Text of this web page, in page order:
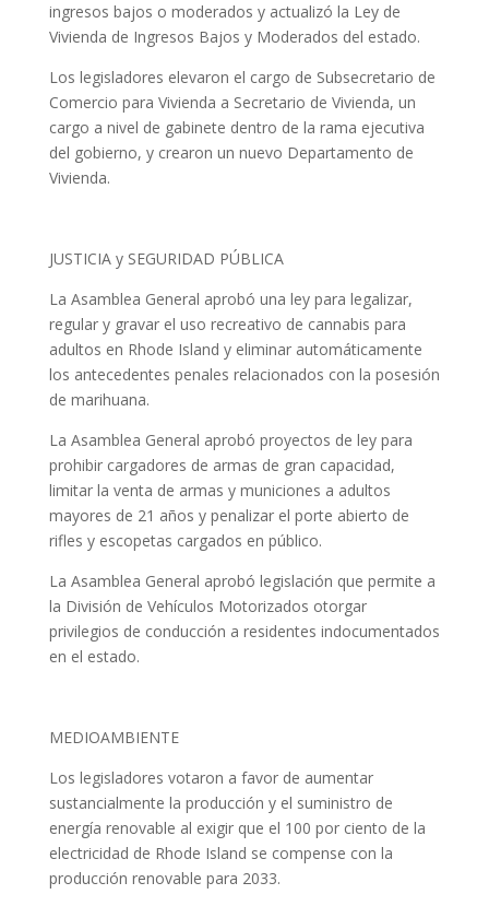
ingresos bajos o moderados y actualizó la Ley de
Vivienda de Ingresos Bajos y Moderados del estado.
Los legisladores elevaron el cargo de Subsecretario de
Comercio para Vivienda a Secretario de Vivienda, un
cargo a nivel de gabinete dentro de la rama ejecutiva
del gobierno, y crearon un nuevo Departamento de
Vivienda.
JUSTICIA y SEGURIDAD PÚBLICA
La Asamblea General aprobó una ley para legalizar,
regular y gravar el uso recreativo de cannabis para
adultos en Rhode Island y eliminar automáticamente
los antecedentes penales relacionados con la posesión
de marihuana.
La Asamblea General aprobó proyectos de ley para
prohibir cargadores de armas de gran capacidad,
limitar la venta de armas y municiones a adultos
mayores de 21 años y penalizar el porte abierto de
rifles y escopetas cargados en público.
La Asamblea General aprobó legislación que permite a
la División de Vehículos Motorizados otorgar
privilegios de conducción a residentes indocumentados
en el estado.
MEDIOAMBIENTE
Los legisladores votaron a favor de aumentar
sustancialmente la producción y el suministro de
energía renovable al exigir que el 100 por ciento de la
electricidad de Rhode Island se compense con la
producción renovable para 2033.